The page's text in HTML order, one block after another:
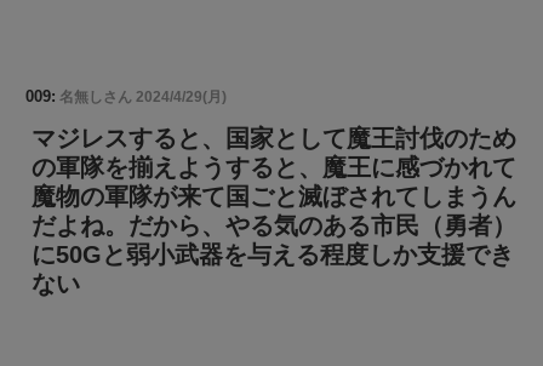
009: 名無しさん 2024/4/29(月)
マジレスすると、国家として魔王討伐のため
の軍隊を揃えようすると、魔王に感づかれて
魔物の軍隊が来て国ごと滅ぼされてしまうん
だよね。だから、やる気のある市民（勇者）
に50Gと弱小武器を与える程度しか支援でき
ない